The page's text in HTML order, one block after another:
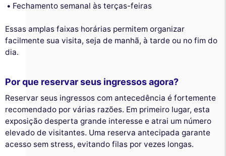
Fechamento semanal às terças-feiras
Essas amplas faixas horárias permitem organizar
facilmente sua visita, seja de manhã, à tarde ou no fim do
dia.
Por que reservar seus ingressos agora?
Reservar seus ingressos com antecedência é fortemente
recomendado por várias razões. Em primeiro lugar, esta
exposição desperta grande interesse e atrai um número
elevado de visitantes. Uma reserva antecipada garante
acesso sem stress, evitando filas por vezes longas.